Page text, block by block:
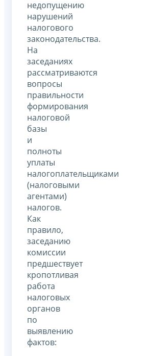
недопущению
нарушений
налогового
законодательства.
На
заседаниях
рассматриваются
вопросы
правильности
формирования
налоговой
базы
и
полноты
уплаты
налогоплательщиками
(налоговыми
агентами)
налогов.
Как
правило,
заседанию
комиссии
предшествует
кропотливая
работа
налоговых
органов
по
выявлению
фактов: